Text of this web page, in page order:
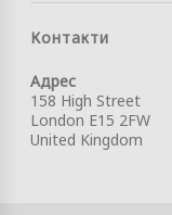
Контакти
Адрес
158 High Street
London E15 2FW
United Kingdom